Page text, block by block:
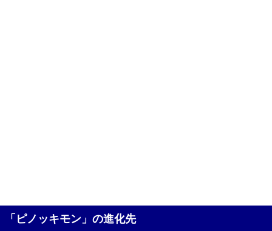
「ピノッキモン」の進化先